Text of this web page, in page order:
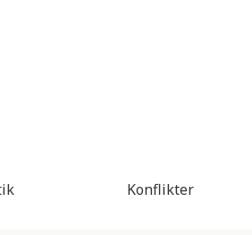
Konflikter